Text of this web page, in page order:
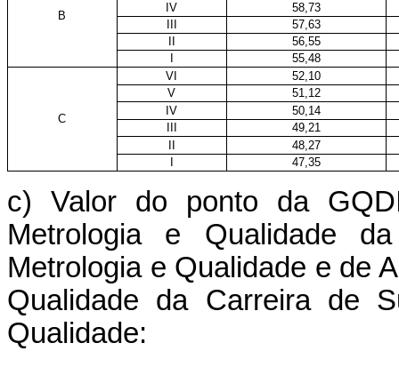
B
IV
58,73
57,63
56,55
55,48
C
VI
52,10
V
51,12
IV
50,14
49,21
48,27
47,35
c) Valor do ponto da
Metrologia e Qualidade
Metrologia e Qualidade e de
Qualidade da Carreira de
Qualidade: